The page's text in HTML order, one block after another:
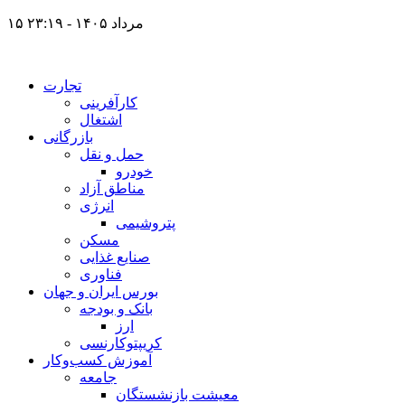
۱۵ مرداد ۱۴۰۵ - ۲۳:۱۹
تجارت
کارآفرینی
اشتغال
بازرگانی
حمل و نقل
خودرو
مناطق آزاد
انرژی
پتروشیمی
مسکن
صنایع غذایی
فناوری
بورس ایران و جهان
بانک و بودجه
ارز
کریپتوکارنسی
آموزش کسب‌وکار
جامعه
معیشت بازنشستگان